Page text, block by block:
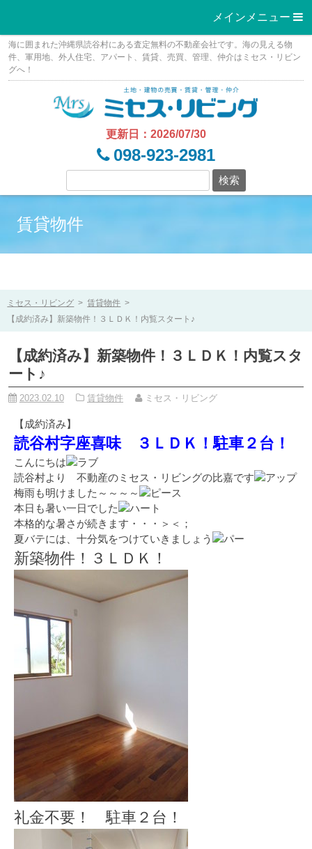
メインメニュー 
Skip
content
海に囲まれた沖縄県読谷村にある査定無料の不動産会社です。海の見える物
件、軍用地、外人住宅、アパート、賃貸、売買、管理、仲介はミセス・リビン
グへ！
更新日：2026/07/30
098-923-2981
賃貸物件
ミセス・リビング > 賃貸物件 >
【成約済み】新築物件！３ＬＤＫ！内覧スタート♪
【成約済み】新築物件！３ＬＤＫ！内覧スタ
ート♪
2023.02.10 賃貸物件 ミセス・リビング
【成約済み】
読谷村字座喜味 ３ＬＤＫ！駐車２台！
こんにちは
読谷村より 不動産のミセス・リビングの比嘉です
梅雨も明けました～～～～
本日も暑い一日でした
本格的な暑さが続きます・・・＞＜；
夏バテには、十分気をつけていきましょう
新築物件！３ＬＤＫ！
礼金不要！ 駐車２台！